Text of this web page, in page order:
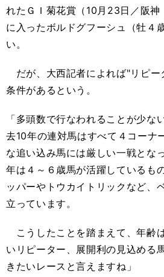
れたＧＩ菊花賞（10月23日／阪
に入ったボルドグフーシュ（牡４
い。
だが、大西記者によれば"リピー
条件があるという。
「多頭数で行なわれることが少な
去10年の連対馬はすべて４コーナ
な追い込み馬には厳しい一戦とな
年は４～６歳馬が活躍しているも
ッパーやトウカイトリックなど、
立っています。
こうしたことを踏まえて、年齢
いリピーター、展開利の見込める
きたいレースと言えますね」